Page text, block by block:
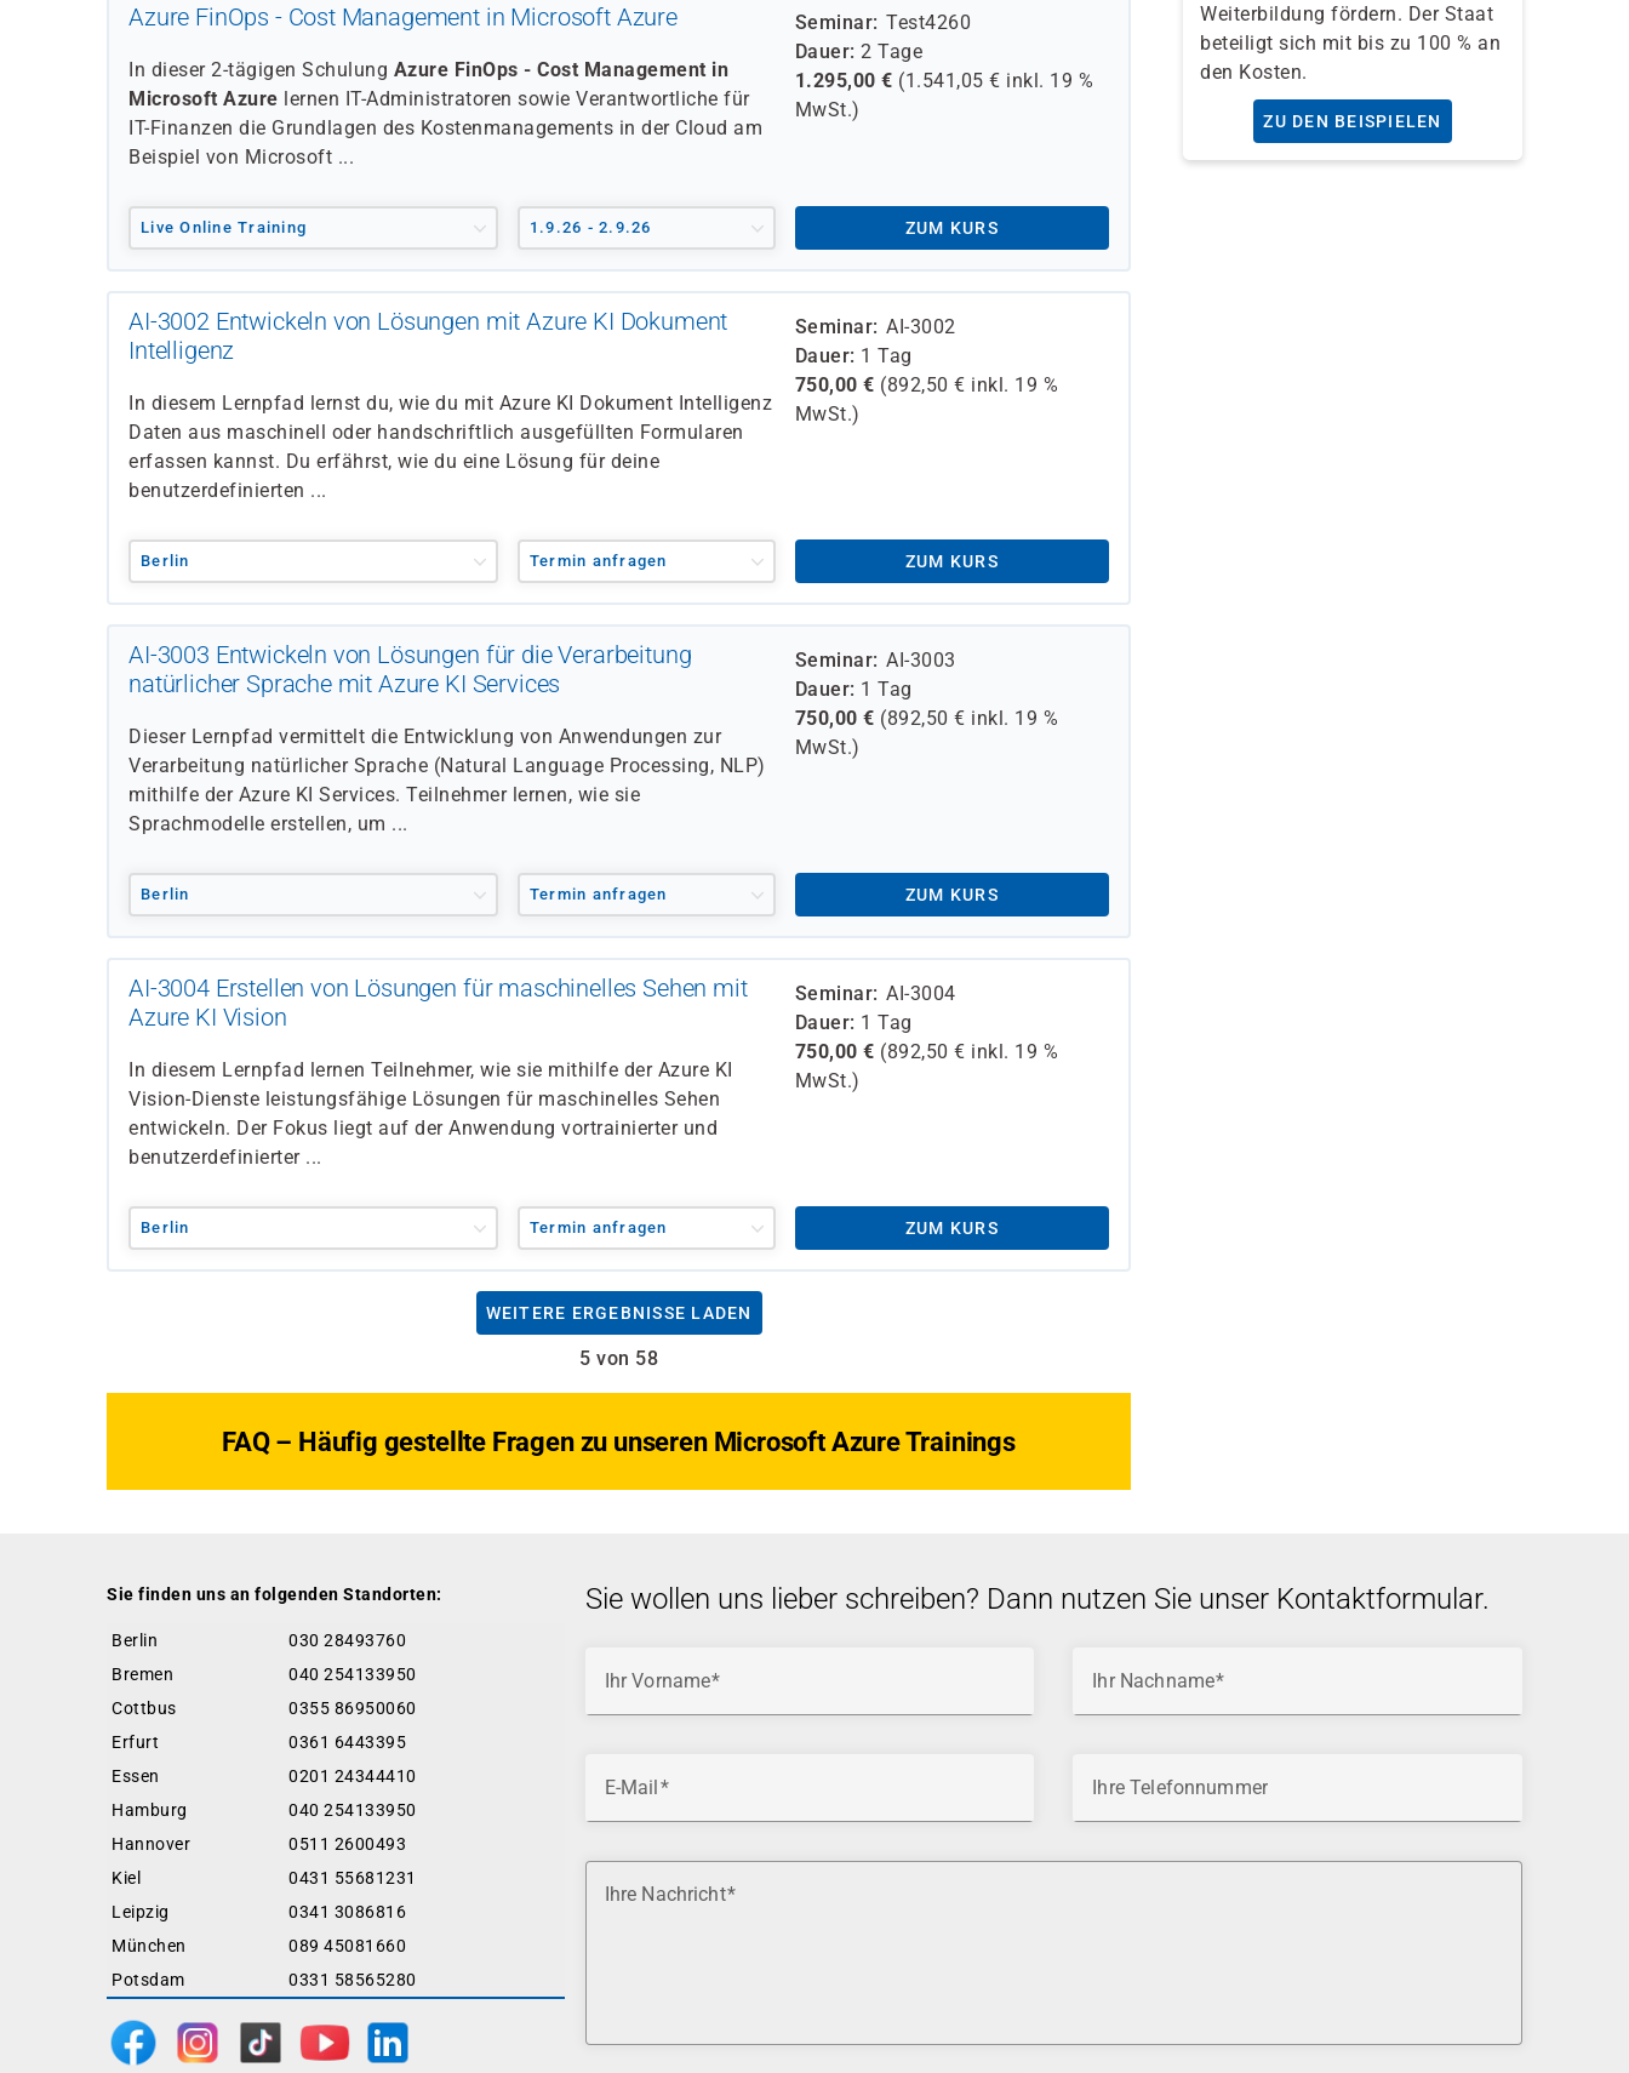
Azure FinOps - Cost Management in Microsoft Azure
In dieser 2-tägigen Schulung Azure FinOps - Cost Management in
Microsoft Azure lernen IT-Administratoren sowie Verantwortliche für
IT-Finanzen die Grundlagen des Kostenmanagements in der Cloud am
Beispiel von Microsoft ...
Seminar
Test4260
Dauer 2 Tage
1.295,00 € (1.541,05 € inkl. 19 %
MwSt.)
Live Online Training 1.9.26 - 2.9.26 ZUM KURS
AI-3002 Entwickeln von Lösungen mit Azure KI Dokument
Intelligenz
In diesem Lernpfad lernst du, wie du mit Azure KI Dokument Intelligenz
Daten aus maschinell oder handschriftlich ausgefüllten Formularen
erfassen kannst. Du erfährst, wie du eine Lösung für deine
benutzerdefinierten ...
Seminar
AI-3002
Dauer 1 Tag
750,00 € (892,50 € inkl. 19 %
MwSt.)
Berlin Termin anfragen ZUM KURS
AI-3003 Entwickeln von Lösungen für die Verarbeitung
natürlicher Sprache mit Azure KI Services
Dieser Lernpfad vermittelt die Entwicklung von Anwendungen zur
Verarbeitung natürlicher Sprache (Natural Language Processing, NLP)
mithilfe der Azure KI Services. Teilnehmer lernen, wie sie
Sprachmodelle erstellen, um ...
Seminar
AI-3003
Dauer 1 Tag
750,00 € (892,50 € inkl. 19 %
MwSt.)
Berlin Termin anfragen ZUM KURS
AI-3004 Erstellen von Lösungen für maschinelles Sehen mit
Azure KI Vision
In diesem Lernpfad lernen Teilnehmer, wie sie mithilfe der Azure KI
Vision-Dienste leistungsfähige Lösungen für maschinelles Sehen
entwickeln. Der Fokus liegt auf der Anwendung vortrainierter und
benutzerdefinierter ...
Seminar
AI-3004
Dauer 1 Tag
750,00 € (892,50 € inkl. 19 %
MwSt.)
Berlin Termin anfragen ZUM KURS
WEITERE ERGEBNISSE LADEN
5 von 58
FAQ – Häufig gestellte Fragen zu unseren Microsoft Azure Trainings
Weiterbildung fördern. Der Staat
beteiligt sich mit bis zu 100 % an
den Kosten.
ZU DEN BEISPIELEN
Sie finden uns an folgenden Standorten:
Berlin
030 28493760
Bremen
040 254133950
Cottbus
0355 86950060
Erfurt
0361 6443395
Essen
0201 24344410
Hamburg
040 254133950
Hannover
0511 2600493
Kiel
0431 55681231
Leipzig
0341 3086816
München
089 45081660
Potsdam
0331 58565280
Sie wollen uns lieber schreiben? Dann nutzen Sie unser Kontaktformular.
Ihr Vorname Ihr Nachname
E-Mail Ihre Telefonnummer
Ihre Nachricht